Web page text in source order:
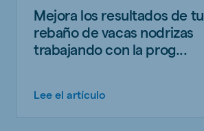
Mejora los resultados de tu
rebaño de vacas nodrizas
trabajando con la prog...
Lee el artículo